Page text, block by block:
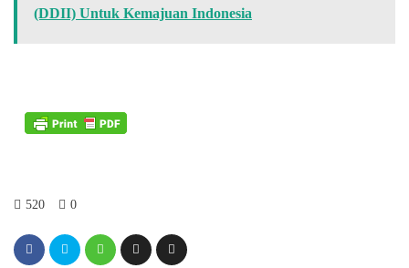
(DDII) Untuk Kemajuan Indonesia
520 0